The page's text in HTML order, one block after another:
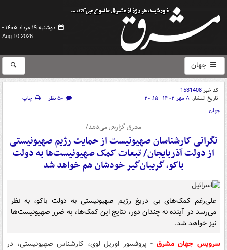
دوشنبه ۱۹ مرداد ۱۴۰۵ -
Aug 10 2026
جهان
کد خبر1531408
تاریخ انتشار: ۸ مهر ۱۴۰۲ - ۲۰:۱۵ ۵۰ نظر
چاپ
جهان
مشرق گزارش می‌دهد/
نگرانی کارشناسان صهیونیست از حمایت رژیم صهیونیستی
از دولت آذربایجان/ تبعات کمک صهیونیست‌ها به دولت
باکو، گریبان‌گیر خودشان هم خواهد شد
علی‌رغم کمک‌های بی دریغ رژیم صهیونیستی به دولت باکو، به نظر
می‌رسد در آینده نه چندان دور،‌ نتایج این کمک‌ها، به ضرر صهیونیست‌ها
نیز خواهد شد.
سرویس جهان مشرق - پروفسور اوریل لوی، کارشناس صهیونیستی، در